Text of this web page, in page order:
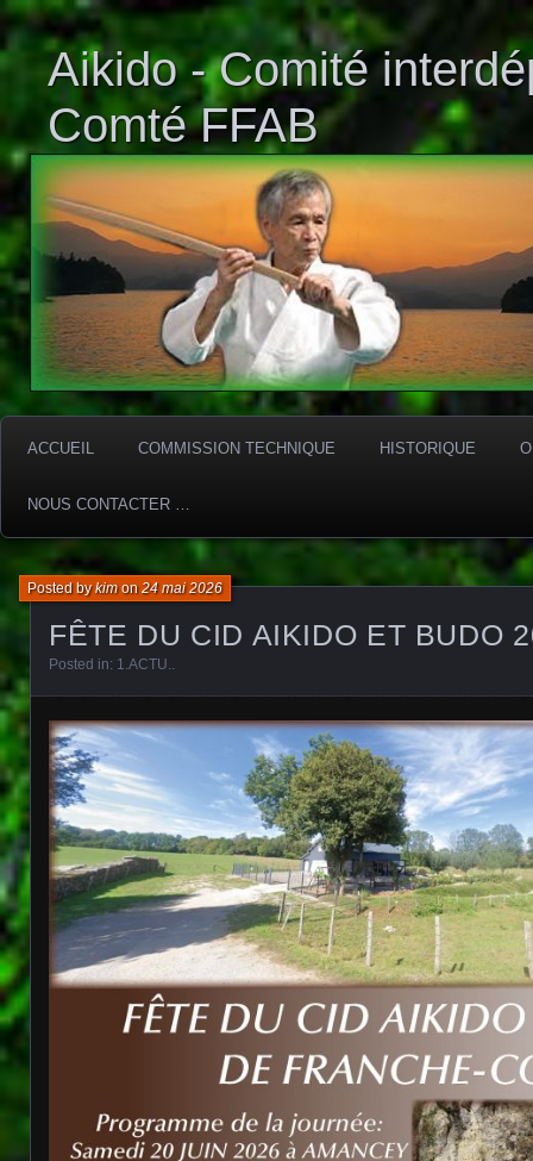
Aikido - Comité
Comté FFAB
ACCUEIL COMMISSION TECHNIQUE HISTORIQUE
NOUS CONTACTER …
FÊTE DU CID AIKIDO ET BUDO
Posted bykimon24 mai 2026
Posted in: 1.ACTU..